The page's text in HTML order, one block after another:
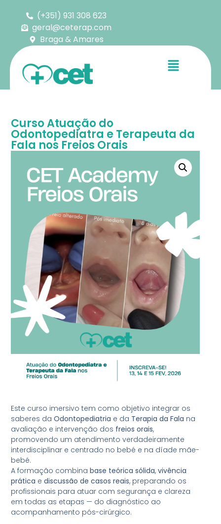
(+351) 931 308 623
geral@ceterap.com
Braga & Amares
Curso Atuação do
Odontopediatra e Terapeuta da
Fala nos Freios Orais
Este curso imersivo tem como objetivo integrar os
saberes daOdontopediatria e da Terapia da Fala na
avaliação e intervenção dos freios orais,
promovendo um atendimento verdadeiramente
interdisciplinar e centrado no bebé e na díade mãe-
bebé.
A formação combinabase teórica sólida,vivência
prática ediscussão de casos reais, preparando os
profissionais para atuar com segurança e clareza
em todas as etapas — do diagnóstico ao
acompanhamento pós-cirúrgico.